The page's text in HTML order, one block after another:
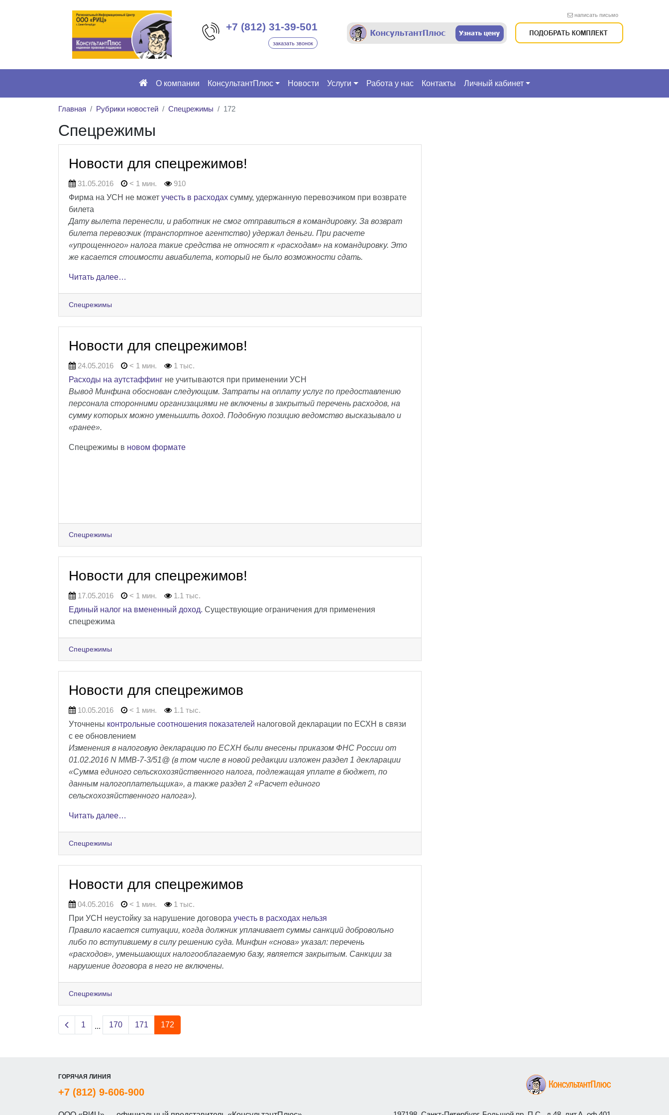
+7 (812) 31-39-501
заказать звонок
написать письмо
О компании КонсультантПлюс Новости Услуги Работа у нас Контакты Личный кабинет
Главная Рубрики новостей Спецрежимы 172
Спецрежимы
Новости для спецрежимов!
31.05.2016 < 1 мин.
910
Фирма на УСН не может учесть в расходах сумму, удержанную перевозчиком при возврате
билета
Дату вылета перенесли, и работник не смог отправиться в командировку. За возврат
билета перевозчик (транспортное агентство) удержал деньги. При расчете
«упрощенного» налога такие средства не относят к «расходам» на командировку. Это
же касается стоимости авиабилета, который не было возможности сдать.
Читать далее…
Спецрежимы
Новости для спецрежимов!
24.05.2016 < 1 мин.
1 тыс.
Расходы на аутстаффинг не учитываются при применении УСН
Вывод Минфина обоснован следующим. Затраты на оплату услуг по предоставлению
персонала сторонними организациями не включены в закрытый перечень расходов, на
сумму которых можно уменьшить доход. Подобную позицию ведомство высказывало и
«ранее».
Спецрежимы в новом формате
Спецрежимы
Новости для спецрежимов!
17.05.2016 < 1 мин.
1.1 тыс.
Единый налог на вмененный доход. Существующие ограничения для применения
спецрежима
Спецрежимы
Новости для спецрежимов
10.05.2016 < 1 мин.
1.1 тыс.
Уточнены контрольные соотношения показателей налоговой декларации по ЕСХН в связи
с ее обновлением
Изменения в налоговую декларацию по ЕСХН были внесены приказом ФНС России от
01.02.2016 N ММВ-7-3/51@ (в том числе в новой редакции изложен раздел 1 декларации
«Сумма единого сельскохозяйственного налога, подлежащая уплате в бюджет, по
данным налогоплательщика», а также раздел 2 «Расчет единого
сельскохозяйственного налога»).
Читать далее…
Спецрежимы
Новости для спецрежимов
04.05.2016 < 1 мин.
1 тыс.
При УСН неустойку за нарушение договора учесть в расходах нельзя
Правило касается ситуации, когда должник уплачивает суммы санкций добровольно
либо по вступившему в силу решению суда. Минфин «снова» указал: перечень
«расходов», уменьшающих налогооблагаемую базу, является закрытым. Санкции за
нарушение договора в него не включены.
Спецрежимы
Previous page
1 ... 170 171 172
ГОРЯЧАЯ ЛИНИЯ
+7 (812) 9-606-900